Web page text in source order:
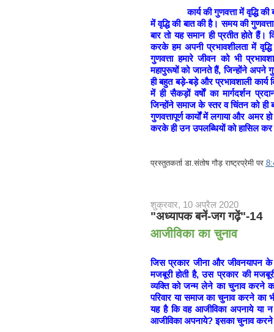
कार्य की गुणवत्ता में वृद्धि की
में वृद्धि की बात की है। समय की
बार तो यह समान ही प्रतीत होते
करके हम अपनी प्रभावशीलता में
गुणवत्ता हमारे जीवन को भी
महापुरूषों को जानते हैं, जिन्होंने अपने
ही बहुत बड़े-बड़े और प्रभावशाली कार्य
में ही सैकड़ों वर्षाें का मार्गदर्शन
जिन्होंने समाज के स्तर व चिंतन को
गुणवत्तापूर्ण कार्यों में लगाया और
करके ही उन उपलब्धियों को हासिल कर
प्रस्तुतकर्ताडा.संतोष गौड़ राष्ट्रप्रेमी पर
शुक्रवार, 10 अप्रैल 2020
"अध्यापक बनें-जग गढ़ें"-14
आजीविका का चुनाव
जिस प्रकार जीना और जीवनयापन के
मजबूरी होती है, उस प्रकार की
व्यक्ति को जन्म लेने का चुनाव करने का
परिवार या समाज का चुनाव करने का
यह है कि वह आजीविका अपनाये या न
आजीविका अपनाये? इसका चुनाव